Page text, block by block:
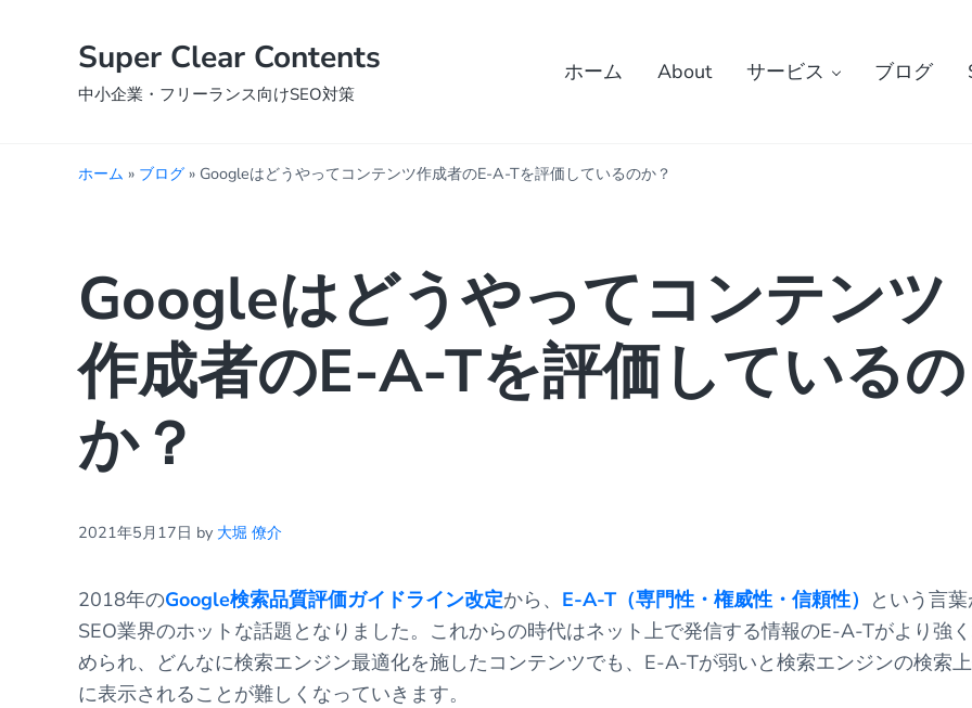
Super Clear Contents
中小企業・フリーランス向けSEO対策
ホーム About サービス ブログ
ホーム » ブログ » Googleはどうやってコンテンツ作成者のE-A-Tを評価しているのか？
Googleはどうやってコンテンツ
作成者のE-A-Tを評価しているの
か？
2021年5月17日 by 大堀 僚介
2018年のGoogle検索品質評価ガイドライン改定から、 E-A-T（専門性・権威性・信頼性） という言
SEO業界のホットな話題となりました。これからの時代はネット上で発信する情報のE-A-Tがより強
められ、どんなに検索エンジン最適化を施したコンテンツでも、E-A-Tが弱いと検索エンジンの検索
に表示されることが難しくなっていきます。